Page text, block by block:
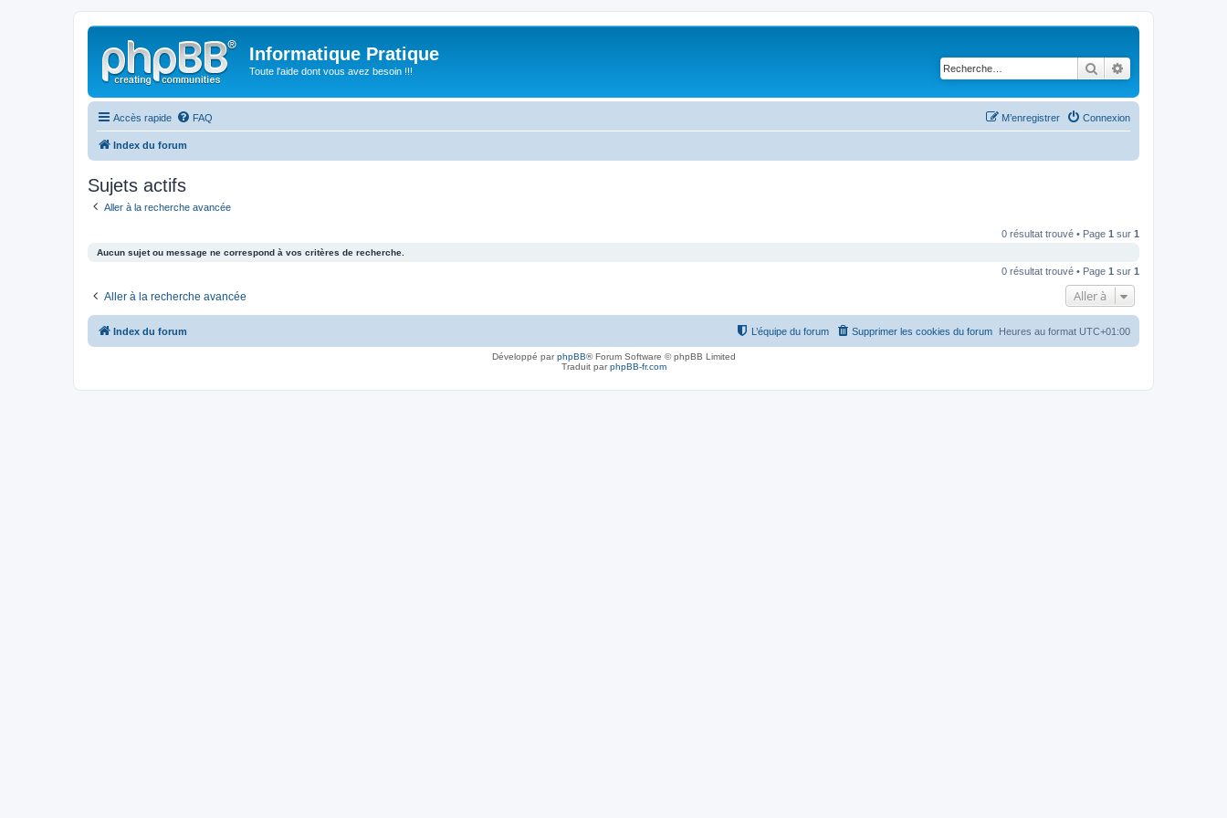
Informatique Pratique
Toute l'aide dont vous avez besoin !!! Rechercher
Accès rapide FAQ Connexion
M’enregistrer
Index du forum
Sujets actifs
Aller à la recherche avancée
0 résultat trouvé • Page 1 sur 1
Aucun sujet ou message ne correspond à vos critères de recherche.
0 résultat trouvé • Page 1 sur 1
Aller à la recherche avancée Aller à
Index du forum Heures au format UTC+01:00
Supprimer les cookies du forum
L’équipe du forum
Développé parphpBB® Forum Software © phpBB Limited
Traduit parphpBB-fr.com